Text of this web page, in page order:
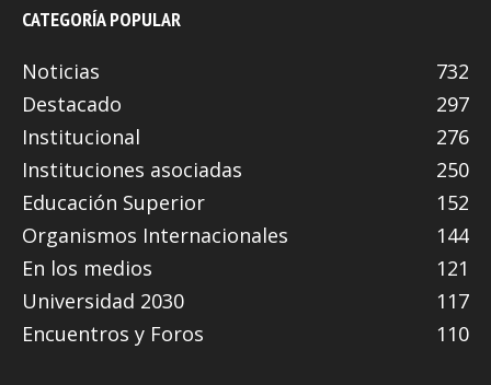
CATEGORÍA POPULAR
Noticias
732
Destacado
297
Institucional
276
Instituciones asociadas
250
Educación Superior
152
Organismos Internacionales
144
En los medios
121
Universidad 2030
117
Encuentros y Foros
110